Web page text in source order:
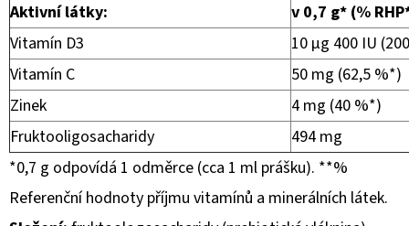
Aktivní látky:
v 0,7 g* (%
Vitamín D3
10 µg 400 IU
Vitamín C
50 mg (62,5 %*)
Zinek
4 mg (40 %*)
Fruktooligosacharidy
494 mg
*0,7 g odpovídá 1 odměrce (cca 1 ml prášku). **%
Referenční hodnoty příjmu vitamínů a minerálních látek.